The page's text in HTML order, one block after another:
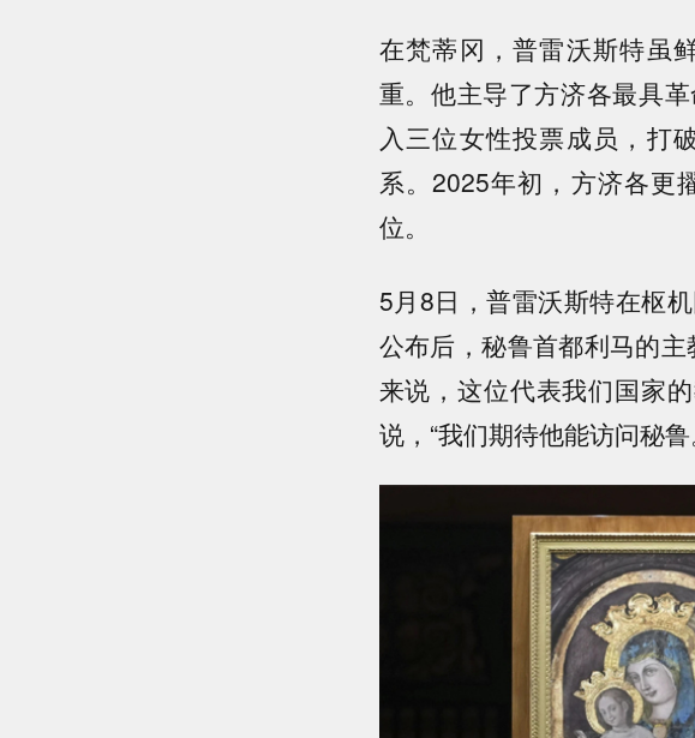
在梵蒂冈，普雷沃斯特虽
重。他主导了方济各最具
入三位女性投票成员，打
系。2025年初，方济各更
位。
5月8日，普雷沃斯特在枢
公布后，秘鲁首都利马的
来说，这位代表我们国家
说，“我们期待他能访问秘鲁